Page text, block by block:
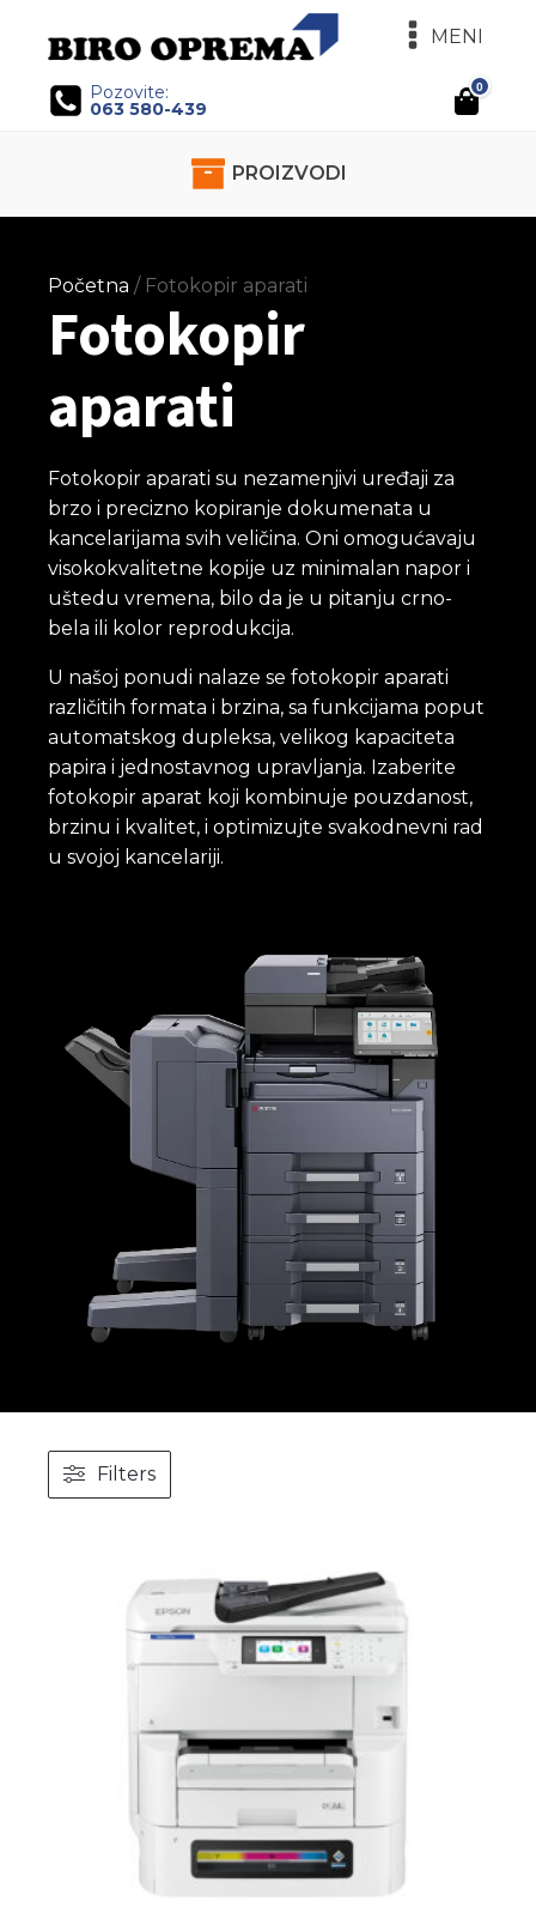
MENI
Pozovite:
063 580-439
0
PROIZVODI
Početna / Fotokopir aparati
Fotokopir
aparati
Fotokopir aparati su nezamenjivi uređaji za
brzo i precizno kopiranje dokumenata u
kancelarijama svih veličina. Oni omogućavaju
visokokvalitetne kopije uz minimalan napor i
uštedu vremena, bilo da je u pitanju crno-
bela ili kolor reprodukcija.
U našoj ponudi nalaze se fotokopir aparati
različitih formata i brzina, sa funkcijama poput
automatskog dupleksa, velikog kapaciteta
papira i jednostavnog upravljanja. Izaberite
fotokopir aparat koji kombinuje pouzdanost,
brzinu i kvalitet, i optimizujte svakodnevni rad
u svojoj kancelariji.
Filters